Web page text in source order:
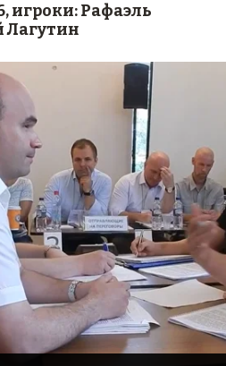
игроки: Рафаэль
Лагутин